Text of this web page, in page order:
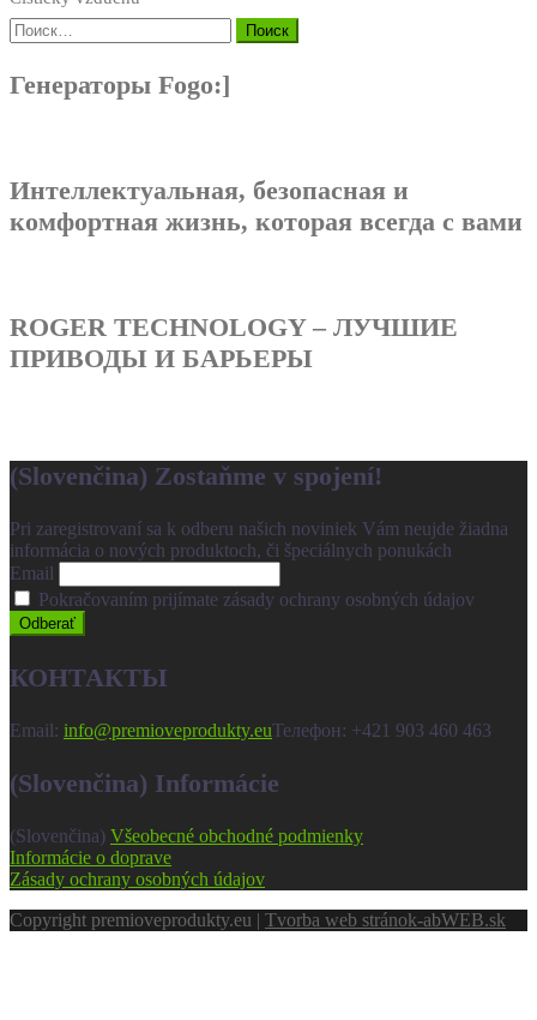
Найти:
Генераторы Fogo:]
Интеллектуальная, безопасная и
комфортная жизнь, которая всегда с вами
ROGER TECHNOLOGY – ЛУЧШИЕ
ПРИВОДЫ И БАРЬЕРЫ
(Slovenčina) Zostaňme v spojení!
Pri zaregistrovaní sa k odberu našich noviniek Vám neujde žiadna
informácia o nových produktoch, či špeciálnych ponukách
Email
Pokračovaním prijímate zásady ochrany osobných údajov
КОНТАКТЫ
Email: info@premioveprodukty.euТелефон: +421 903 460 463
(Slovenčina) Informácie
(Slovenčina) Všeobecné obchodné podmienky
Informácie o doprave
Zásady ochrany osobných údajov
Copyright premioveprodukty.eu | Tvorba web stránok-abWEB.sk